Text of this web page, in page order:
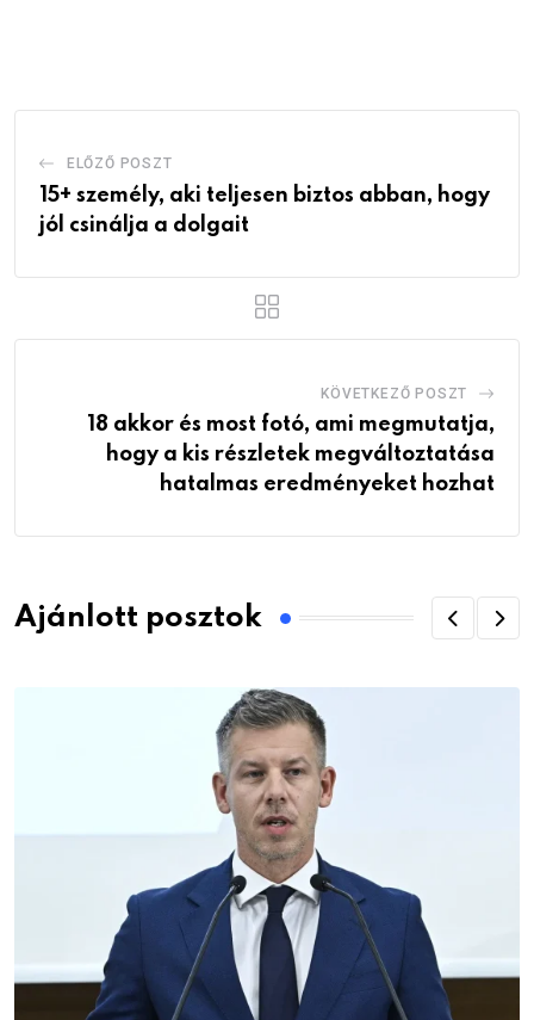
ELŐZŐ POSZT
15+ személy, aki teljesen biztos abban, hogy
jól csinálja a dolgait
KÖVETKEZŐ POSZT
18 akkor és most fotó, ami megmutatja,
hogy a kis részletek megváltoztatása
hatalmas eredményeket hozhat
Ajánlott posztok